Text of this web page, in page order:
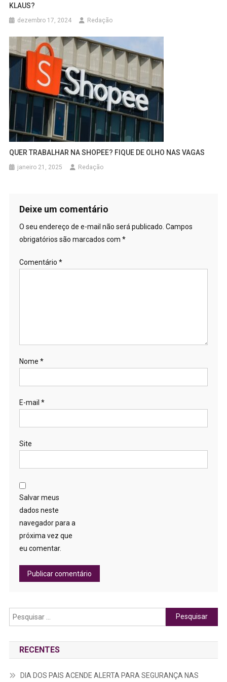
KLAUS?
dezembro 17, 2024 Redação
QUER TRABALHAR NA SHOPEE? FIQUE DE OLHO NAS VAGAS
janeiro 21, 2025 Redação
Deixe um comentário
O seu endereço de e-mail não será publicado. Campos
obrigatórios são marcados com *
Comentário *
Nome *
E-mail *
Site
Salvar meus
dados neste
navegador para a
próxima vez que
eu comentar.
Pesquisar
por:
RECENTES
DIA DOS PAIS ACENDE ALERTA PARA SEGURANÇA NAS